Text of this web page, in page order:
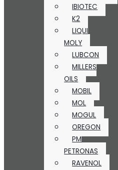
IBIOTEC
K2
LIQUI
MOLY
LUBCON
MILLERS
OILS
MOBIL
MOL
MOGUL
OREGON
PM
PETRONAS
RAVENOL